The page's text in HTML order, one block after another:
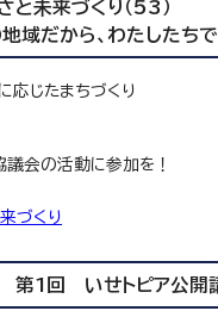
と未来づくり（53）
域だから、わたしたち
応じたまちづくり
議会の活動に参加を！
づくり
1回 いせトピア公開